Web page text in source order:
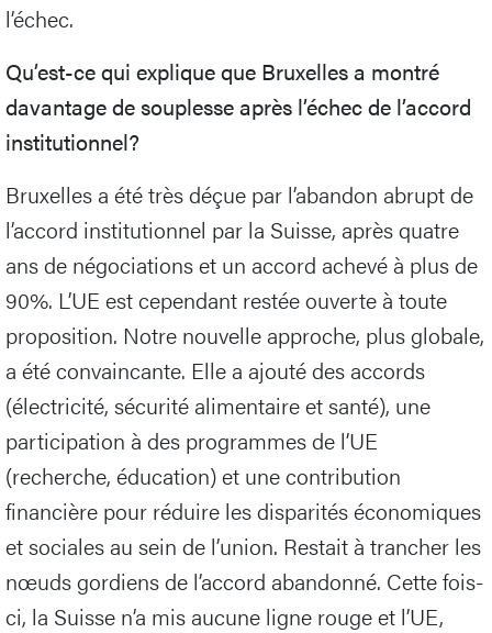
l’échec.
Qu’est-ce qui explique que Bruxelles a montré
davantage de souplesse après l’échec de l’accord
institutionnel?
Bruxelles a été très déçue par l’abandon abrupt de
l’accord institutionnel par la Suisse, après quatre
ans de négociations et un accord achevé à plus de
90%. L’UE est cependant restée ouverte à toute
proposition. Notre nouvelle approche, plus globale,
a été convaincante. Elle a ajouté des accords
(électricité, sécurité alimentaire et santé), une
participation à des programmes de l’UE
(recherche, éducation) et une contribution
financière pour réduire les disparités économiques
et sociales au sein de l’union. Restait à trancher les
nœuds gordiens de l’accord abandonné. Cette fois-
ci, la Suisse n’a mis aucune ligne rouge et l’UE,